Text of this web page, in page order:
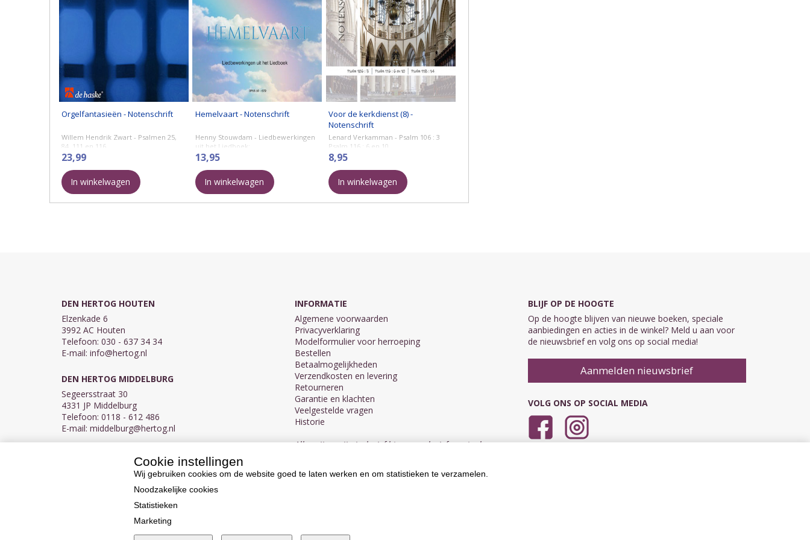
Orgelfantasieën - Notenschrift
Willem Hendrik Zwart - Psalmen 25,
84, 111 en 116.
23,99
In winkelwagen
Hemelvaart - Notenschrift
Henny Stouwdam - Liedbewerkingen
uit het Liedboek:
Ten hemel opgevaren is - LvdK 228
De dag van onze Vorst brak aan - LvdK
229
Overwinnaar, ...
13,95
In winkelwagen
Voor de kerkdienst (8) -
Notenschrift
Lenard Verkamman - Psalm 106 : 3
Psalm 116 : 6 en 10
Psalm 118 : 14
8,95
In winkelwagen
DEN HERTOG HOUTEN
Elzenkade 6
3992 AC Houten
Telefoon: 030 - 637 34 34
E-mail: info@hertog.nl
DEN HERTOG MIDDELBURG
Segeersstraat 30
4331 JP Middelburg
Telefoon: 0118 - 612 486
E-mail: middelburg@hertog.nl
BTW NL007450242B03
INFORMATIE
Algemene voorwaarden
Privacyverklaring
Modelformulier voor herroeping
Bestellen
Betaalmogelijkheden
Verzendkosten en levering
Retourneren
Garantie en klachten
Veelgestelde vragen
Historie
Alle prijzen zijn inclusief btw en exclusief eventuele
BLIJF OP DE HOOGTE
Op de hoogte blijven van nieuwe boeken, speciale
aanbiedingen en acties in de winkel? Meld u aan voor
de nieuwsbrief en volg ons op social media!
Aanmelden nieuwsbrief
VOLG ONS OP SOCIAL MEDIA
Cookie instellingen
Wij gebruiken cookies om de website goed te laten werken en om statistieken te verzamelen.
Noodzakelijke cookies
Statistieken
Marketing